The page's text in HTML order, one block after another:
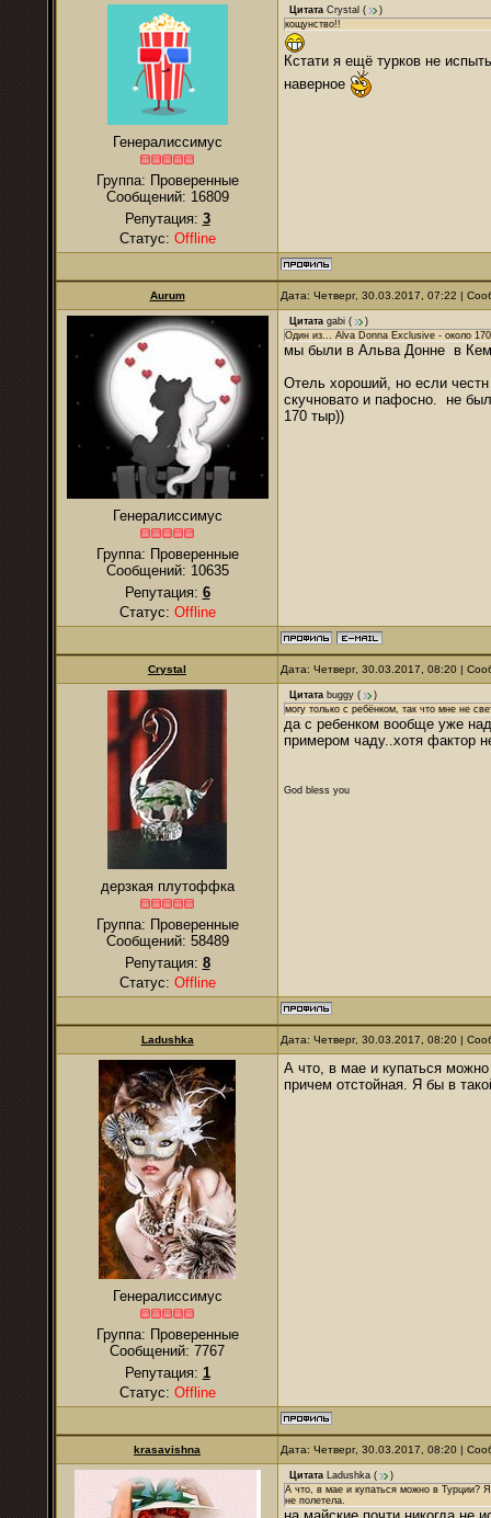
Генералиссимус
Группа: Проверенные
Сообщений: 16809
Репутация: 3
Статус: Offline
Цитата Crystal (
)
кощунство!!
Кстати я ещё турков не
наверное
Aurum Дата: Четверг, 30.03.2017, 07:22 |
Генералиссимус
Группа: Проверенные
Сообщений: 10635
Репутация: 6
Статус: Offline
Цитата gabi (
)
Один из... Alva Donna Exclusive - около
мы были в Альва Донне в
Отель хороший, но если
скучновато и пафосно. не
170 тыр))
Crystal Дата: Четверг, 30.03.2017, 08:20 |
дерзкая плутоффка
Группа: Проверенные
Сообщений: 58489
Репутация: 8
Статус: Offline
Цитата buggy (
)
могу только с ребёнком, так что мне не
да с ребенком вообще уже
примером чаду..хотя фактор
God bless you
Ladushka Дата: Четверг, 30.03.2017, 08:20 |
Генералиссимус
Группа: Проверенные
Сообщений: 7767
Репутация: 1
Статус: Offline
А что, в мае и купаться
причем отстойная. Я бы в
krasavishna Дата: Четверг, 30.03.2017, 08:20 |
Цитата Ladushka (
)
А что, в мае и купаться можно в Турции?
не полетела.